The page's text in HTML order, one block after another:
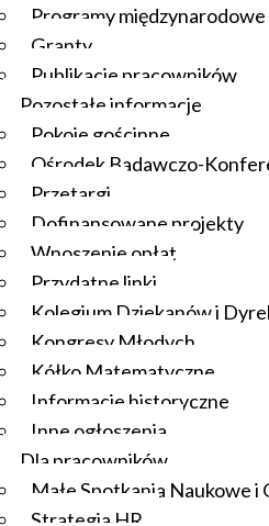
Programy międzynarodowe
Granty
Publikacje pracowników
Pozostałe informacje
Pokoje gościnne
Ośrodek Badawczo-
Przetargi
Dofinansowane projekty
Wnoszenie opłat
Przydatne linki
Kolegium Dziekanów i
Kongresy Młodych
Kółko Matematyczne
Informacje historyczne
Inne ogłoszenia
Dla pracowników
Małe Spotkania Naukowe i
Strategia HR